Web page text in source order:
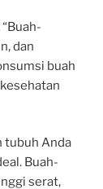
dan
buah
tubuh Anda
Buah-
serat,